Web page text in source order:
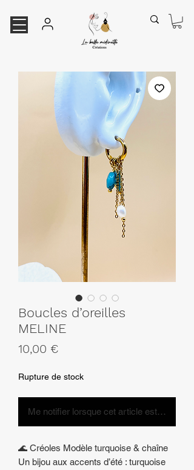
Boucles d’oreilles
MELINE
10,00 €
Rupture de stock
Me notifier lorsque cet article est disponible
🌊 Créoles Modèle turquoise & chaîne
Un bijou aux accents d’été : turquoise